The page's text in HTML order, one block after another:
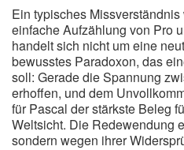
Ein typisches
einfache Aufzählung von Pro
handelt sich nicht um eine
bewusstes Paradoxon, das
soll: Gerade die Spannung
erhoffen, und dem
für Pascal der stärkste Beleg
Weltsicht. Die Redewendung
sondern wegen ihrer